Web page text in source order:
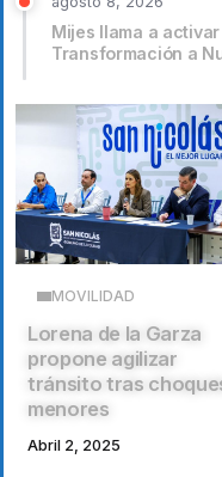
Mijes llama a
Transformación a
MOVILIDAD
Lorena de la Garza
propone agilizar
tránsito tras
menores
Abril 2, 2025